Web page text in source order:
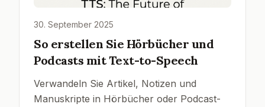
30. September 2025
So erstellen Sie Hörbücher und
Podcasts mit Text-to-Speech
Verwandeln Sie Artikel, Notizen und
Manuskripte in Hörbücher oder Podcast-